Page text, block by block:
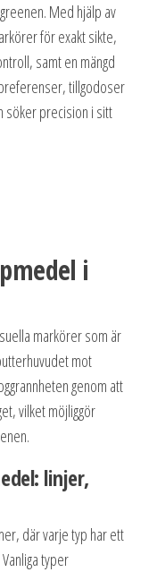
Med hjälp av
för exakt sikte,
samt en mängd
tillgodoser
söker precision i sitt
i
markörer som är
mot
genom att
vilket möjliggör
linjer,
där varje typ har ett
typer